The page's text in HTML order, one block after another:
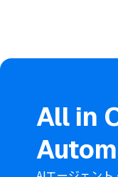
をもとに、リー
名、氏名、会社
い。
■注意事項
STORES予約
All in